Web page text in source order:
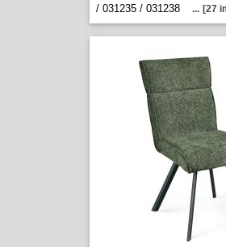
/ 031235 / 031238
... [27